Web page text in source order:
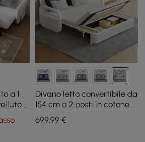
a 1
a
Divano letto convertibile da
154 cm a 2 posti in cotone e
lino con contenitore
699,99€